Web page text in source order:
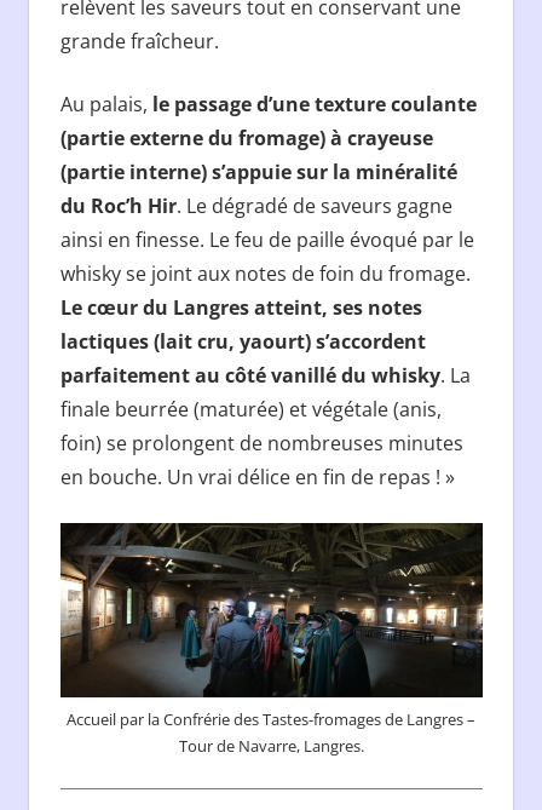
relèvent les saveurs tout en conservant une
grande fraîcheur.
Au palais, le passage d’une texture coulante
(partie externe du fromage) à crayeuse
(partie interne) s’appuie sur la minéralité
du Roc’h Hir. Le dégradé de saveurs gagne
ainsi en finesse. Le feu de paille évoqué par le
whisky se joint aux notes de foin du fromage.
Le cœur du Langres atteint, ses notes
lactiques (lait cru, yaourt) s’accordent
parfaitement au côté vanillé du whisky. La
finale beurrée (maturée) et végétale (anis,
foin) se prolongent de nombreuses minutes
en bouche. Un vrai délice en fin de repas ! »
Accueil par la Confrérie des Tastes-fromages de Langres –
Tour de Navarre, Langres.